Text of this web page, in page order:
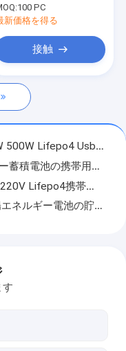
100 PC
新価格を得る
接触
Lifepo4 Usb力銀行
の携帯用世帯電池の貯蔵
携帯用動力火車
ー電池の貯蔵3KW 7KW
インUPSバックアップ
のリチウム イオン細胞
エネルギー蓄積電池
す